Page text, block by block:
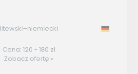
litewski–niemiecki
Cena: 120 - 180 zł
Zobacz ofertę »